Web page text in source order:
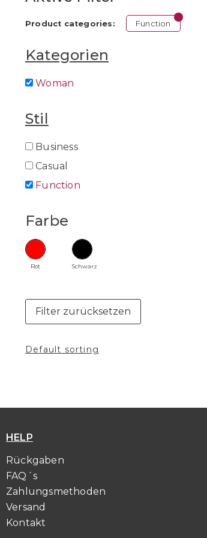
Product categories: Function
Kategorien
Woman
Stil
Business
Casual
Function
Farbe
Rot Schwarz
Filter zurücksetzen
HELP
Rückgaben
FAQ´s
Zahlungsmethoden
Versand
Kontakt